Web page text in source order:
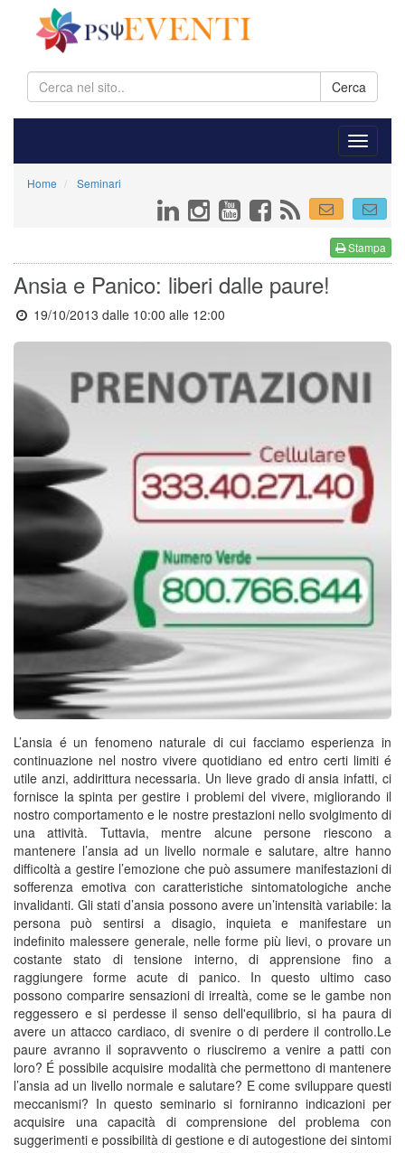
Cerca
Home Seminari
Stampa
Ansia e Panico: liberi dalle paure!
19/10/2013 dalle 10:00 alle 12:00
L’ansia é un fenomeno naturale di cui facciamo esperienza in
continuazione nel nostro vivere quotidiano ed entro certi limiti é
utile anzi, addirittura necessaria. Un lieve grado di ansia infatti, ci
fornisce la spinta per gestire i problemi del vivere, migliorando il
nostro comportamento e le nostre prestazioni nello svolgimento di
una attività. Tuttavia, mentre alcune persone riescono a
mantenere l’ansia ad un livello normale e salutare, altre hanno
difficoltà a gestire l’emozione che può assumere manifestazioni di
sofferenza emotiva con caratteristiche sintomatologiche anche
invalidanti. Gli stati d’ansia possono avere un’intensità variabile: la
persona può sentirsi a disagio, inquieta e manifestare un
indefinito malessere generale, nelle forme più lievi, o provare un
costante stato di tensione interno, di apprensione fino a
raggiungere forme acute di panico. In questo ultimo caso
possono comparire sensazioni di irrealtà, come se le gambe non
reggessero e si perdesse il senso dell'equilibrio, si ha paura di
avere un attacco cardiaco, di svenire o di perdere il controllo.Le
paure avranno il sopravvento o riusciremo a venire a patti con
loro? É possibile acquisire modalità che permettono di mantenere
l’ansia ad un livello normale e salutare? E come sviluppare questi
meccanismi? In questo seminario si forniranno indicazioni per
acquisire una capacità di comprensione del problema con
suggerimenti e possibilità di gestione e di autogestione dei sintomi